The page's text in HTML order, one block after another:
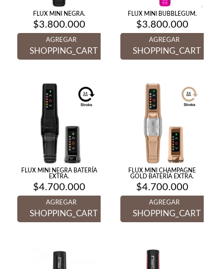
FLUX MINI NEGRA.
$3.800.000
AGREGAR
SHOPPING_CART
FLUX MINI BUBBLEGUM.
$3.800.000
AGREGAR
SHOPPING_CART
FLUX MINI NEGRA BATERÍA
EXTRA.
$4.700.000
AGREGAR
SHOPPING_CART
FLUX MINI CHAMPAGNE
GOLD BATERÍA EXTRA.
$4.700.000
AGREGAR
SHOPPING_CART